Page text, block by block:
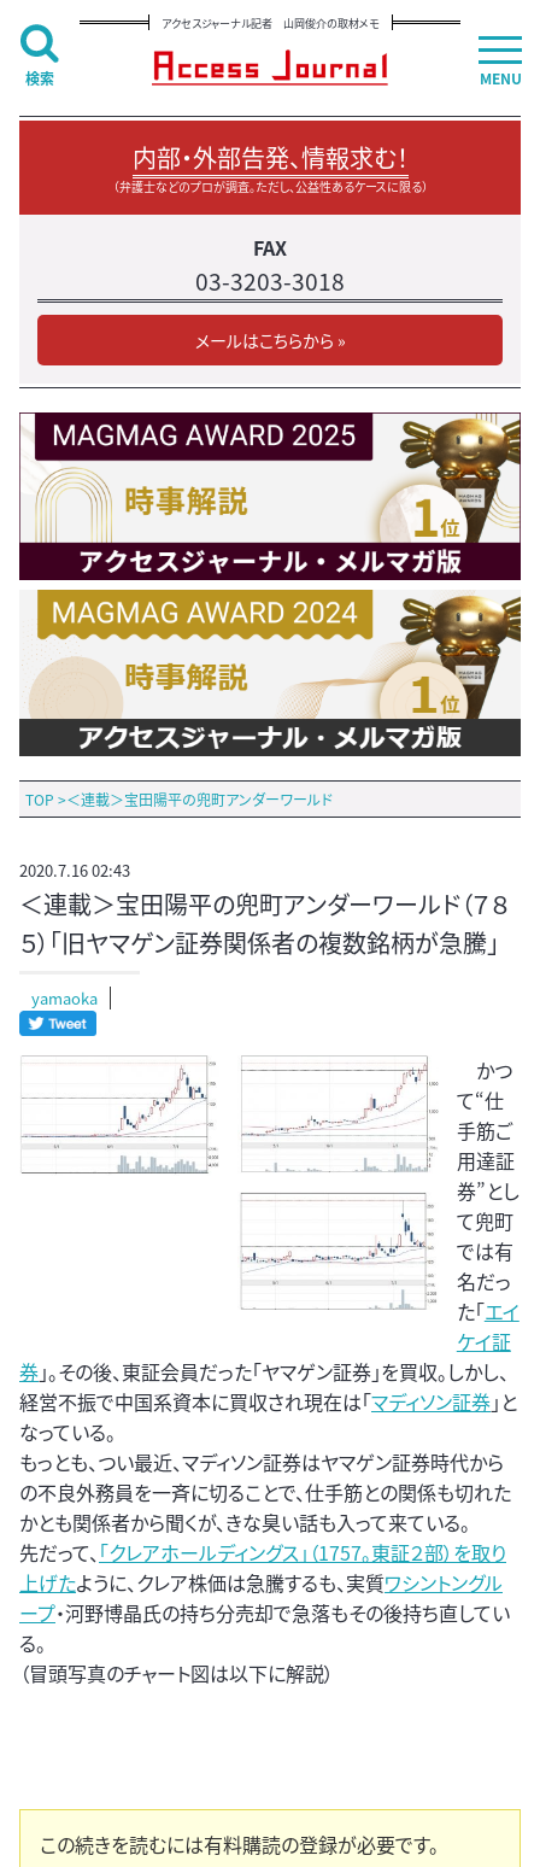
アクセスジャーナル記者 山岡俊介の取材メモ
内部・外部告発、情報求む！
（弁護士などのプロが調査。ただし、公益性あるケースに限る）
FAX
03-3203-3018
メールはこちらから »
TOP >＜連載＞宝田陽平の兜町アンダーワールド
2020.7.16 02:43
＜連載＞宝田陽平の兜町アンダーワールド（７８
５）「旧ヤマゲン証券関係者の複数銘柄が急騰」
yamaoka
かつ
て“仕
手筋ご
用達証
券”とし
て兜町
では有
名だっ
た「エイ
ケイ証
券」。その後、東証会員だった「ヤマゲン証券」を買収。しかし、
経営不振で中国系資本に買収され現在は「マディソン証券」と
なっている。
もっとも、つい最近、マディソン証券はヤマゲン証券時代から
の不良外務員を一斉に切ることで、仕手筋との関係も切れた
かとも関係者から聞くが、きな臭い話も入って来ている。
先だって、 「クレアホールディングス」（1757。東証２部）を取り
上げたように、クレア株価は急騰するも、実質ワシントングル
ープ・河野博晶氏の持ち分売却で急落もその後持ち直してい
る。
（冒頭写真のチャート図は以下に解説）
この続きを読むには有料購読の登録が必要です。
MENU
検索